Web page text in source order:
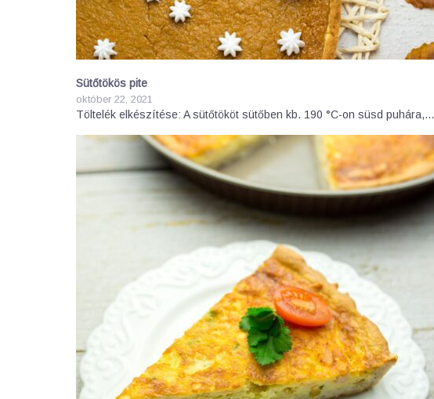
Sütőtökös pite
október 22, 2021
Töltelék elkészítése: A sütőtököt sütőben kb. 190 °C-on süsd puhára,…